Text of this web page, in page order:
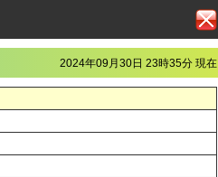
2024年09月30日 23時35分 現在